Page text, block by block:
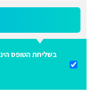
בשליחת הטופס